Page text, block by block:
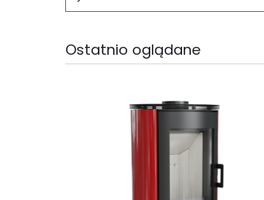
Ostatnio oglądane